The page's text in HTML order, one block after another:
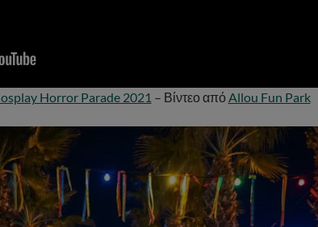
Horror Parade 2021 – Βίντεο από Allou Fun Park